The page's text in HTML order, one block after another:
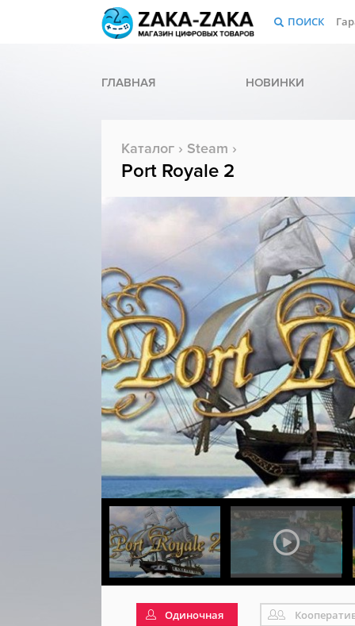
ПОИСК
ГЛАВНАЯ НОВИНКИ
Каталог › Steam ›
Port Royale 2
Одиночная